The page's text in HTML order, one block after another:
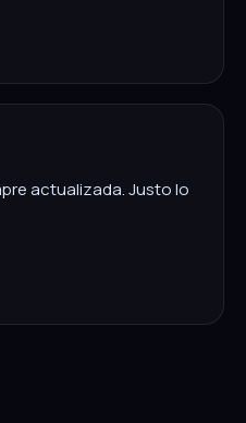
actualizada. Justo lo